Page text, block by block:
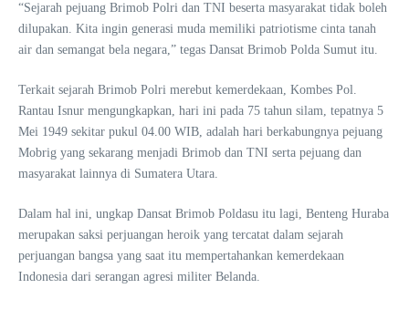
“Sejarah pejuang Brimob Polri dan TNI beserta masyarakat tidak boleh
dilupakan. Kita ingin generasi muda memiliki patriotisme cinta tanah
air dan semangat bela negara,” tegas Dansat Brimob Polda Sumut itu.
Terkait sejarah Brimob Polri merebut kemerdekaan, Kombes Pol.
Rantau Isnur mengungkapkan, hari ini pada 75 tahun silam, tepatnya 5
Mei 1949 sekitar pukul 04.00 WIB, adalah hari berkabungnya pejuang
Mobrig yang sekarang menjadi Brimob dan TNI serta pejuang dan
masyarakat lainnya di Sumatera Utara.
Dalam hal ini, ungkap Dansat Brimob Poldasu itu lagi, Benteng Huraba
merupakan saksi perjuangan heroik yang tercatat dalam sejarah
perjuangan bangsa yang saat itu mempertahankan kemerdekaan
Indonesia dari serangan agresi militer Belanda.